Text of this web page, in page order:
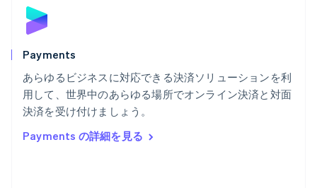
Payments
あらゆるビジネスに対応できる決済ソリューションを利
用して、世界中のあらゆる場所でオンライン決済と対面
決済を受け付けましょう。
Payments の詳細を見る
ブルガリア
English
Nederlands
English
ポルトガル
PortuguêsEnglish
English